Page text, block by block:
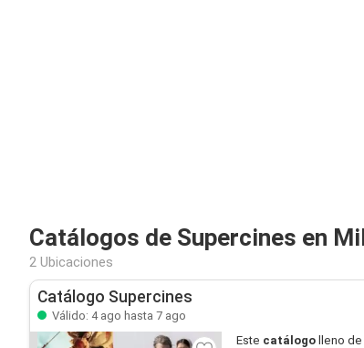
Catálogos de Supercines en
2 Ubicaciones
Catálogo Supercines
Válido: 4 ago hasta 7 ago
Este catálogo lleno